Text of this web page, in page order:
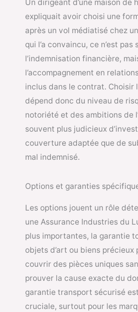
Un dirigeant d’une maison de
expliquait avoir choisi une
après un vol médiatisé chez
qui l’a convaincu, ce n’est pas
l’indemnisation financière,
l’accompagnement en
inclus dans le contrat. Choisir
dépend donc du niveau de
notoriété et des ambitions de
souvent plus judicieux
couverture adaptée que de
mal indemnisé.
Options et garanties
Les options jouent un rôle
une Assurance Industries du
plus importantes, la garantie
objets d’art ou biens précieux
couvrir des pièces uniques
prouver la cause exacte du
garantie transport sécurisé
cruciale, surtout pour les